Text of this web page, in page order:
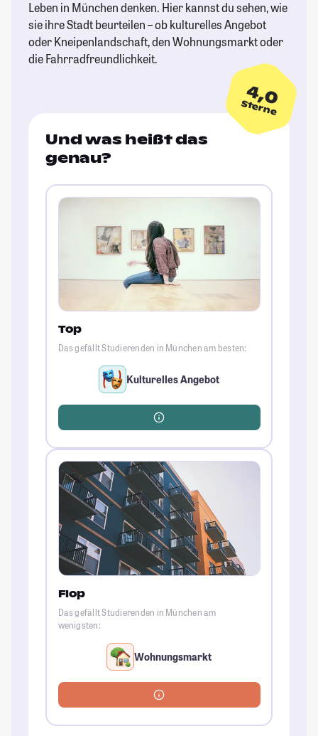
Leben in München denken. Hier kannst du sehen, wie
sie ihre Stadt beurteilen – ob kulturelles Angebot
oder Kneipenlandschaft, den Wohnungsmarkt oder
die Fahrradfreundlichkeit.
4,0
Sterne
Und was heißt das
genau?
Top
Das gefällt Studierenden in München am besten:
Kulturelles Angebot
Flop
Das gefällt Studierenden in München am
wenigsten:
Wohnungsmarkt